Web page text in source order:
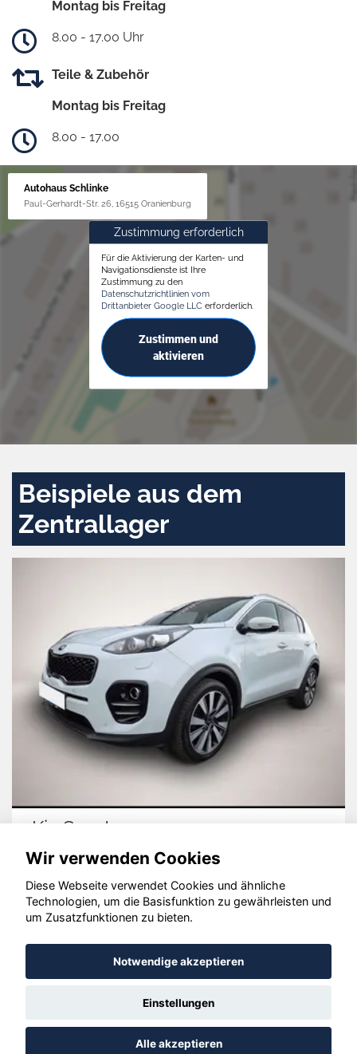
Montag bis Freitag
8.00 - 17.00 Uhr
Teile & Zubehör
Montag bis Freitag
8.00 - 17.00
Autohaus Schlinke
Paul-Gerhardt-Str. 26, 16515 Oranienburg
Zustimmung erforderlich
Für die Aktivierung der Karten- und
Navigationsdienste ist Ihre
Zustimmung zu den
Datenschutzrichtlinien vom
Drittanbieter Google LLC erforderlich.
Zustimmen und
aktivieren
Beispiele aus dem
Zentrallager
Kia Sportage
© konjunkturmotor.de GmbH 2020 - 2026
Wir verwenden Cookies
Diese Webseite verwendet Cookies und ähnliche
Technologien, um die Basisfunktion zu gewährleisten und
um Zusatzfunktionen zu bieten.
Notwendige akzeptieren
Einstellungen
Alle akzeptieren